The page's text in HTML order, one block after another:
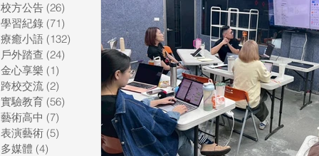
校方公告 (26) 26 篇文章
學習紀錄 (71) 71 篇文章
療癒小語 (132) 132 篇文章
戶外踏查 (24) 24 篇文章
金心享樂 (1)
跨校交流 (2)
實驗教育 (56) 56 篇文章
藝術高中 (7)
表演藝術 (5)
多媒體 (4)
心文藝競賽 國際教育 Star of